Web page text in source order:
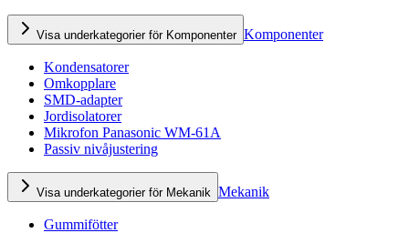
Visa underkategorier för Komponenter Komponenter
Kondensatorer
Omkopplare
SMD-adapter
Jordisolatorer
Mikrofon Panasonic WM-61A
Passiv nivåjustering
Visa underkategorier för Mekanik Mekanik
Gummifötter